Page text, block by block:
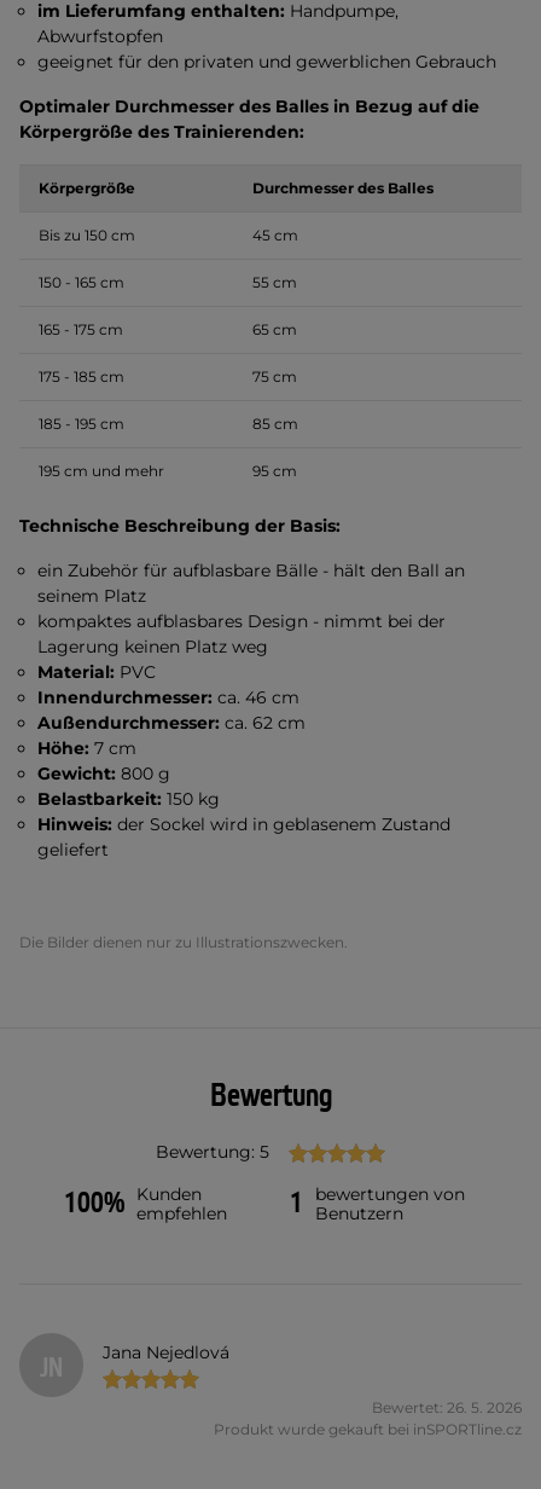
im Lieferumfang enthalten: Handpumpe,
Abwurfstopfen
geeignet für den privaten und gewerblichen Gebrauch
Optimaler Durchmesser des Balles in Bezug auf die
Körpergröße des Trainierenden:
Körpergröße Durchmesser des Balles
Bis zu 150 cm 45 cm
150 - 165 cm 55 cm
165 - 175 cm 65 cm
175 - 185 cm 75 cm
185 - 195 cm 85 cm
195 cm und mehr 95 cm
Technische Beschreibung der Basis:
ein Zubehör für aufblasbare Bälle - hält den Ball an
seinem Platz
kompaktes aufblasbares Design - nimmt bei der
Lagerung keinen Platz weg
Material: PVC
Innendurchmesser:ca. 46 cm
Außendurchmesser: ca. 62 cm
Höhe: 7 cm
Gewicht: 800 g
Belastbarkeit: 150 kg
Hinweis: der Sockel wird in geblasenem Zustand
geliefert
Die Bilder dienen nur zu Illustrationszwecken.
Bewertung
Bewertung: 5
100%
Kunden
empfehlen
1
bewertungen von
Benutzern
JN Jana Nejedlová
Bewertet: 26. 5. 2026
Produkt wurde gekauft bei inSPORTline.cz